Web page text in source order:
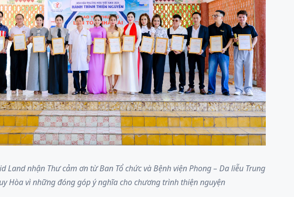
Land nhận Thư cảm ơn từ Ban Tổ chức và Bệnh viện Phong – Da liễu Trung
Hòa vì những đóng góp ý nghĩa cho chương trình thiện nguyện